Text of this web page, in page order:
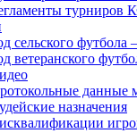
турниров
сельского футбола
ветеранского
данные
назначения